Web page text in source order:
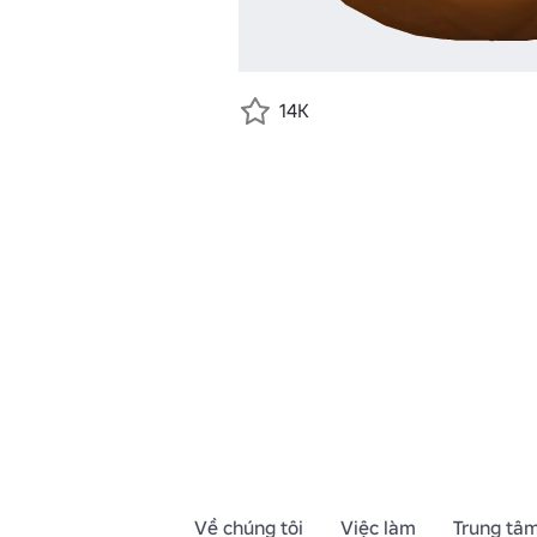
14K
Về chúng tôi Việc làm Trung